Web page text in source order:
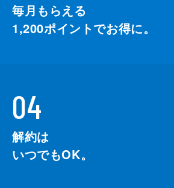
毎月もらえる
1,200ポイントでお得に。
04
解約は
いつでもOK。